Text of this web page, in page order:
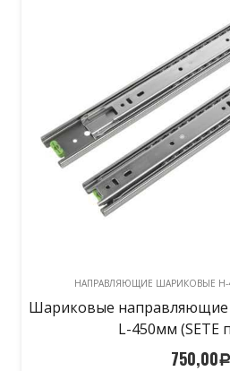
НАПРАВЛЯЮЩИЕ ШАРИКОВЫЕ H-
Шариковые
L-450мм (SETE
750,00Р